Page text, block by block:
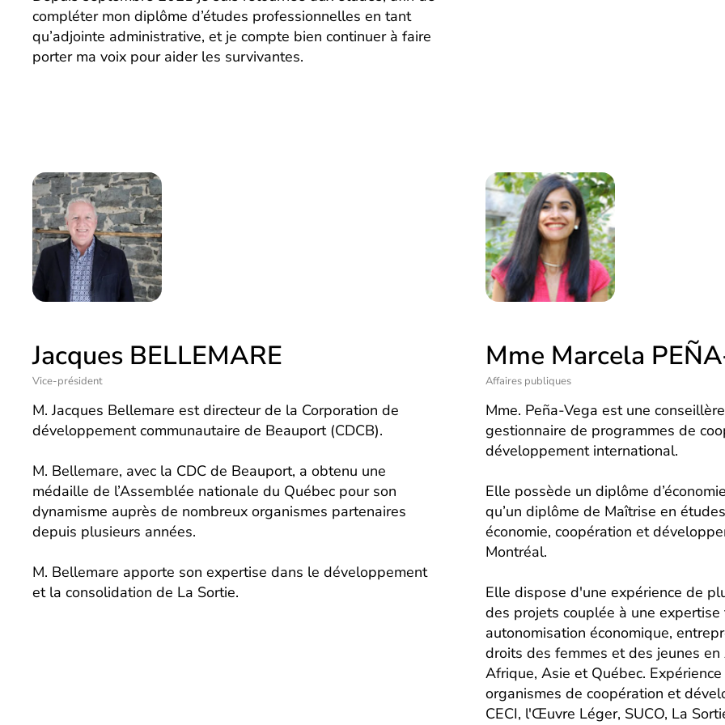
compléter mon diplôme d’études professionnelles en tant
qu’adjointe administrative, et je compte bien continuer à faire
porter ma voix pour aider les survivantes.
Jacques BELLEMARE
Vice-président
M. Jacques Bellemare est directeur de la Corporation de
développement communautaire de Beauport (CDCB).
M. Bellemare, avec la CDC de Beauport, a obtenu une
médaille de l’Assemblée nationale du Québec pour son
dynamisme auprès de nombreux organismes partenaires
depuis plusieurs années.
M. Bellemare apporte son expertise dans le développement
et la consolidation de La Sortie.
Mme Marcela
Affaires publiques
Mme. Peña-Vega est une
gestionnaire de programmes de
développement international.
Elle possède un diplôme
qu’un diplôme de Maîtrise en
économie, coopération et
Montréal.
Elle dispose d'une expérience de
des projets couplée à une expertise
autonomisation économique,
droits des femmes et des jeunes
Afrique, Asie et Québec.
organismes de coopération et
CECI, l'Œuvre Léger, SUCO, La